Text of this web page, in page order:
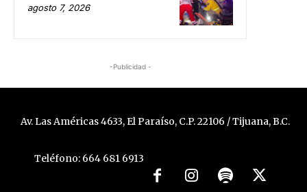
agosto 7, 2026
-Publicidad -
Av. Las Américas 4633, El Paraíso, C.P. 22106 / Tijuana, B.C.
Teléfono: 664 681 6913